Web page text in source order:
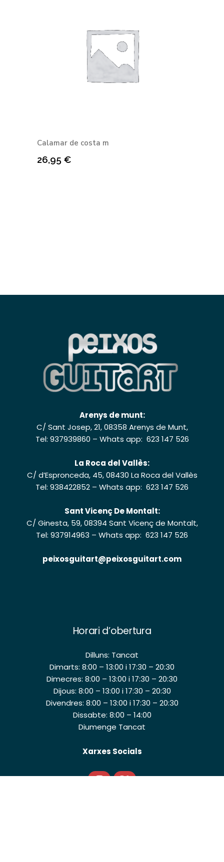
Calamar de costa m
26,95 €
Arenys de munt:
C/ Sant Josep, 21, 08358 Arenys de Munt,
Tel: 937939860 – Whats app: 623 147 526
La Roca del Vallès:
C/ d’Espronceda, 45, 08430 La Roca del Vallès
Tel: 938422852 – Whats app: 623 147 526
Sant Vicenç De Montalt:
C/ Ginesta, 59, 08394 Sant Vicenç de Montalt,
Tel: 937914963 – Whats app: 623 147 526
peixosguitart@peixosguitart.com
Horari d’obertura
Dilluns: Tancat
Dimarts: 8:00 – 13:00 i 17:30 – 20:30
Dimecres: 8:00 – 13:00 i 17:30 – 20:30
Dijous: 8:00 – 13:00 i 17:30 – 20:30
Divendres: 8:00 – 13:00 i 17:30 – 20:30
Dissabte: 8:00 – 14:00
Diumenge Tancat
Xarxes Socials